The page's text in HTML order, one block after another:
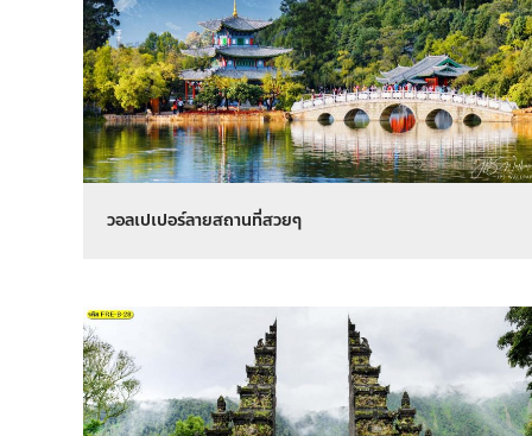
วอลเปเปอร์ลายสถานที่สวยๆ